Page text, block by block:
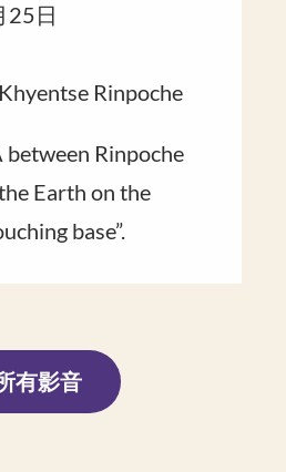
25日
Rinpoche
Rinpoche​
Earth on the
base”​.
有影音